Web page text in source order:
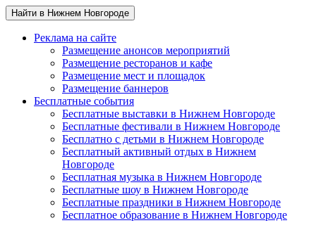
Найти в Нижнем Новгороде
Реклама на сайте
Размещение анонсов мероприятий
Размещение ресторанов и кафе
Размещение мест и площадок
Размещение баннеров
Бесплатные события
Бесплатные выставки в Нижнем Новгороде
Бесплатные фестивали в Нижнем Новгороде
Бесплатно с детьми в Нижнем Новгороде
Бесплатный активный отдых в Нижнем
Новгороде
Бесплатная музыка в Нижнем Новгороде
Бесплатные шоу в Нижнем Новгороде
Бесплатные праздники в Нижнем Новгороде
Бесплатное образование в Нижнем Новгороде